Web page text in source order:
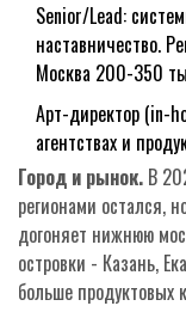
Senior/Lead:
наставничество.
Москва 200-350
Арт-директор (in-
агентствах и
Город и рынок. В
регионами остался,
догоняет нижнюю
островки - Казань,
больше продуктовых